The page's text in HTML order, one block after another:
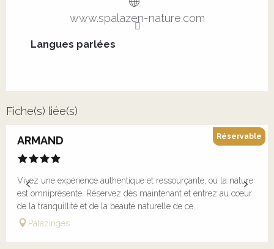
www.spalazen-nature.com
Langues parlées
Langues parlées
Fiche(s) liée(s)
ARMAND
Vivez une expérience authentique et ressourçante, où la nature
est omniprésente. Réservez dès maintenant et entrez au cœur
de la tranquillité et de la beauté naturelle de ce...
Palazinges
Réservable